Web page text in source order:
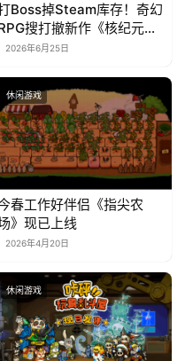
Boss掉Steam库存！奇幻
搜打撤新作《核纪元》
正式上线Steam：武器属性
2026年6月25日
休闲游戏
春工作好伴侣《指尖农
》现已上线
2026年4月20日
休闲游戏